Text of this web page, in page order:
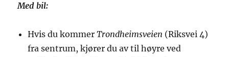
Med bil:
Hvis du kommer Trondheimsveien (Riksvei 4)
fra sentrum, kjører du av til høyre ved